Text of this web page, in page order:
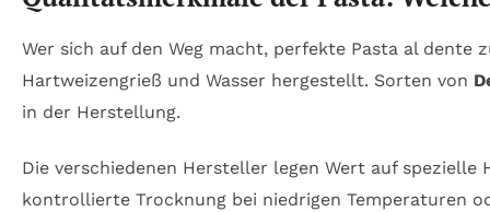
Wer sich auf den Weg macht, perfekte Pasta al
Hartweizengrieß und Wasser hergestellt. Sorten von
in der Herstellung.
Die verschiedenen Hersteller legen Wert auf
kontrollierte Trocknung bei niedrigen Temperaturen